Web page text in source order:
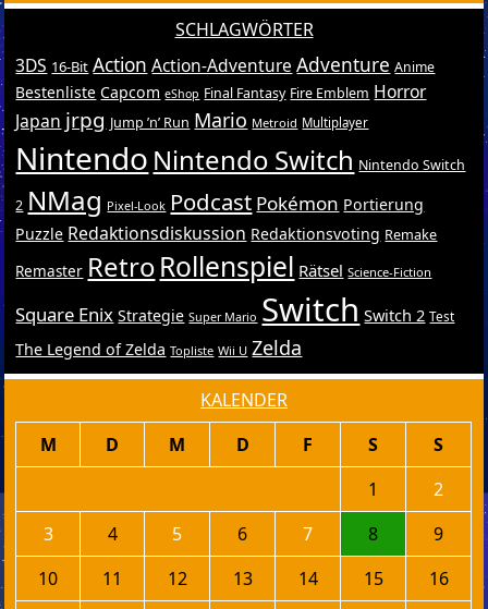
SCHLAGWÖRTER
3DS 16-Bit Action Action-Adventure Adventure Anime
Bestenliste Capcom eShop Final Fantasy Fire Emblem Horror
Japan jrpg Jump ’n’ Run Mario Metroid Multiplayer
Nintendo Nintendo Switch Nintendo Switch
2 NMag Pixel-Look Podcast Pokémon Portierung
Puzzle Redaktionsdiskussion Redaktionsvoting Remake
Remaster RetroRollenspiel Rätsel Science-Fiction
Square Enix Strategie Super Mario Switch Switch 2 Test
The Legend of Zelda Topliste Wii U Zelda
KALENDER
M D M D F S
S
1
2
3
4 5 6 7 8
9
10
11 12 13 14 15
16